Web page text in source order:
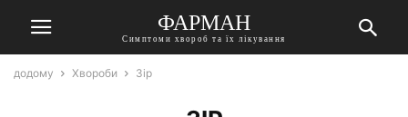
ФАРМАН
Симптоми хвороб та їх лікування
додому Хвороби Зір